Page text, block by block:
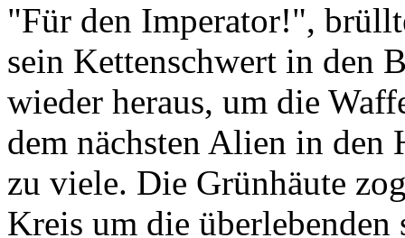
"Für den Imperator!",
sein Kettenschwert in den
wieder heraus, um die
dem nächsten Alien in den
zu viele. Die Grünhäute
Kreis um die